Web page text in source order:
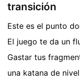
transición
Este es el punto
El juego te da un
Gastar tus
una katana de